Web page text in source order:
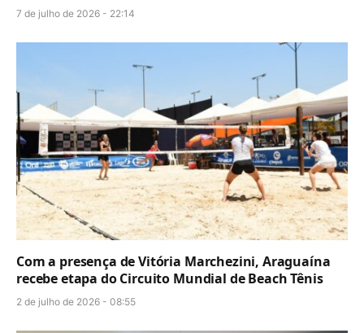
7 de julho de 2026 - 22:14
Com a presença de Vitória Marchezini, Araguaína
recebe etapa do Circuito Mundial de Beach Tênis
2 de julho de 2026 - 08:55